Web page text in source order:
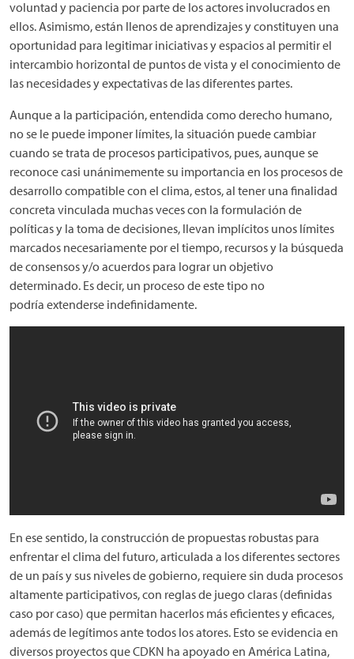
voluntad y paciencia por parte de los actores involucrados en
ellos. Asimismo, están llenos de aprendizajes y constituyen una
oportunidad para legitimar iniciativas y espacios al permitir el
intercambio horizontal de puntos de vista y el conocimiento de
las necesidades y expectativas de las diferentes partes.
Aunque a la participación, entendida como derecho humano,
no se le puede imponer límites, la situación puede cambiar
cuando se trata de procesos participativos, pues, aunque se
reconoce casi unánimemente su importancia en los procesos de
desarrollo compatible con el clima, estos, al tener una finalidad
concreta vinculada muchas veces con la formulación de
políticas y la toma de decisiones, llevan implícitos unos límites
marcados necesariamente por el tiempo, recursos y la búsqueda
de consensos y/o acuerdos para lograr un objetivo
determinado. Es decir, un proceso de este tipo no
podría extenderse indefinidamente.
En ese sentido, la construcción de propuestas robustas para
enfrentar el clima del futuro, articulada a los diferentes sectores
de un país y sus niveles de gobierno, requiere sin duda procesos
altamente participativos, con reglas de juego claras (definidas
caso por caso) que permitan hacerlos más eficientes y eficaces,
además de legítimos ante todos los atores. Esto se evidencia en
diversos proyectos que CDKN ha apoyado en América Latina,